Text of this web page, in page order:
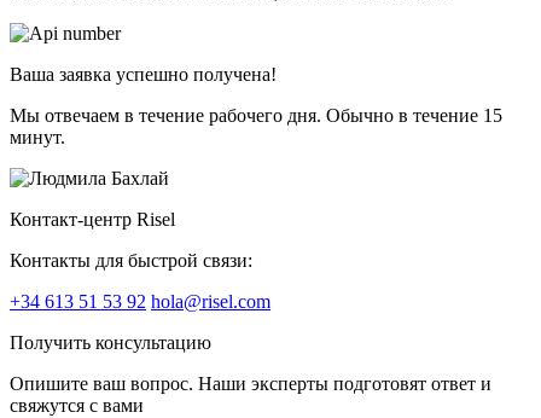
Ваша заявка успешно получена!
Мы отвечаем в течение рабочего дня. Обычно в течение 15
минут.
Контакт-центр Risel
Контакты для быстрой связи:
+34 613 51 53 92 hola@risel.com
Получить консультацию
Опишите ваш вопрос. Наши эксперты подготовят ответ и
свяжутся с вами